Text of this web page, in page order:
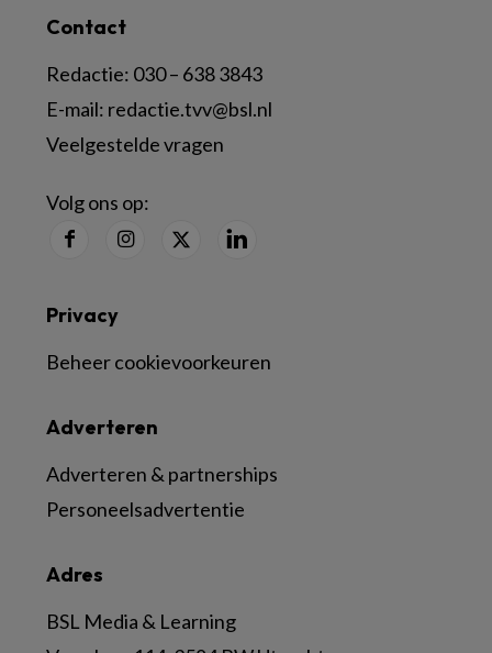
Contact
Redactie: 030 – 638 3843
E-mail: redactie.tvv@bsl.nl
Veelgestelde vragen
Volg ons op:
Adres
BSL Media & Learning
Adverteren
Adverteren & partnerships
Personeelsadvertentie
Privacy
Beheer cookievoorkeuren